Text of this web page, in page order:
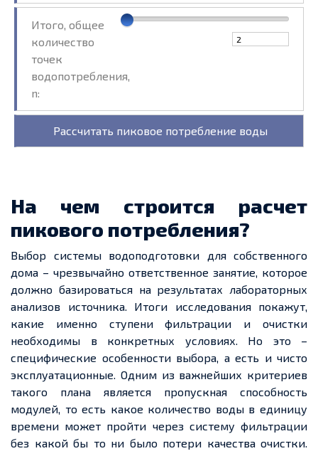
Итого, общее
количество
точек
водопотребления,
n:
На чем строится расчет
пикового потребления?
Выбор системы водоподготовки для собственного
дома – чрезвычайно ответственное занятие, которое
должно базироваться на результатах лабораторных
анализов источника. Итоги исследования покажут,
какие именно ступени фильтрации и очистки
необходимы в конкретных условиях. Но это –
специфические особенности выбора, а есть и чисто
эксплуатационные. Одним из важнейших критериев
такого плана является пропускная способность
модулей, то есть какое количество воды в единицу
времени может пройти через систему фильтрации
без какой бы то ни было потери качества очистки.